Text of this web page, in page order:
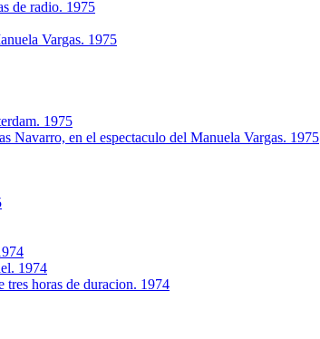
de radio. 1975
Vargas. 1975
1975
Navarro, en el espectaculo del Manuela Vargas. 1975
1974
tres horas de duracion. 1974